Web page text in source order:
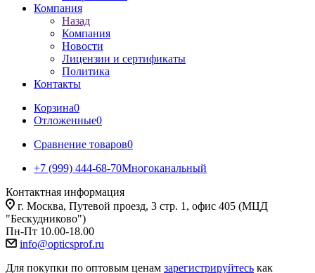
Компания
Назад
Компания
Новости
Лицензии и сертификаты
Политика
Контакты
Корзина0
Отложенные0
Сравнение товаров0
+7 (999) 444-68-70Многоканальный
Контактная информация
г. Москва, Путевой проезд, 3 стр. 1, офис 405 (МЦД
"Бескудниково")
Пн-Пт 10.00-18.00
info@opticsprof.ru
Для покупки по оптовым ценам зарегистрируйтесь как